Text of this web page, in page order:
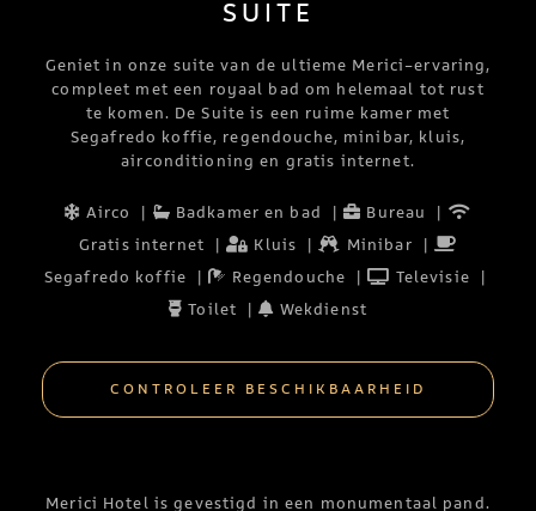
SUITE
Geniet in onze suite van de ultieme Merici-ervaring,
compleet met een royaal bad om helemaal tot rust
te komen. De Suite is een ruime kamer met
Segafredo koffie, regendouche, minibar, kluis,
airconditioning en gratis internet.
Airco Badkamer en bad Bureau
Gratis internet
Kluis Minibar
Segafredo koffie
Regendouche Televisie
Toilet
Wekdienst
CONTROLEER BESCHIKBAARHEID
Merici Hotel is gevestigd in een monumentaal pand.